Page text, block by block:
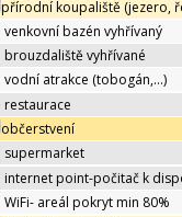
přírodní koupaliště (jezero,
venkovní bazén vyhřívaný
brouzdaliště vyhřívané
vodní atrakce (tobogán,…)
restaurace
občerstvení
supermarket
internet point-počitač k
WiFi- areál pokryt min 80%